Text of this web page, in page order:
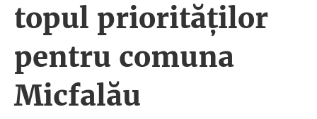
topul priorităților
pentru comuna
Micfalău